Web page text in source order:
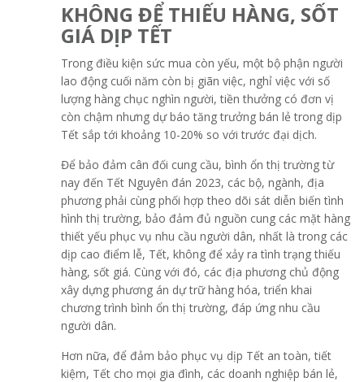
KHÔNG ĐỂ THIẾU HÀNG, SỐT
GIÁ DỊP TẾT
Trong điều kiện sức mua còn yếu, một bộ phận người
lao động cuối năm còn bị giãn việc, nghỉ việc với số
lượng hàng chục nghìn người, tiền thưởng có đơn vị
còn chậm nhưng dự báo tăng trưởng bán lẻ trong dịp
Tết sắp tới khoảng 10-20% so với trước đại dịch.
Để bảo đảm cân đối cung cầu, bình ổn thị trường từ
nay đến Tết Nguyên đán 2023, các bộ, ngành, địa
phương phải cùng phối hợp theo dõi sát diễn biến tình
hình thị trường, bảo đảm đủ nguồn cung các mặt hàng
thiết yếu phục vụ nhu cầu người dân, nhất là trong các
dịp cao điểm lễ, Tết, không để xảy ra tình trạng thiếu
hàng, sốt giá. Cùng với đó, các địa phương chủ động
xây dựng phương án dự trữ hàng hóa, triển khai
chương trình bình ổn thị trường, đáp ứng nhu cầu
người dân.
Hơn nữa, để đảm bảo phục vụ dịp Tết an toàn, tiết
kiệm, Tết cho mọi gia đình, các doanh nghiệp bán lẻ,